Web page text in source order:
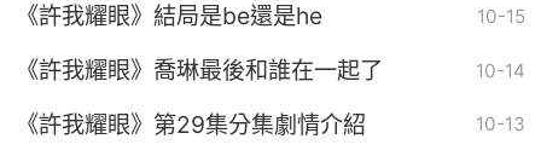
《許我耀眼》結局是be還是he 10-15
《許我耀眼》喬琳最後和誰在一起了 10-14
《許我耀眼》第29集分集劇情介紹 10-13